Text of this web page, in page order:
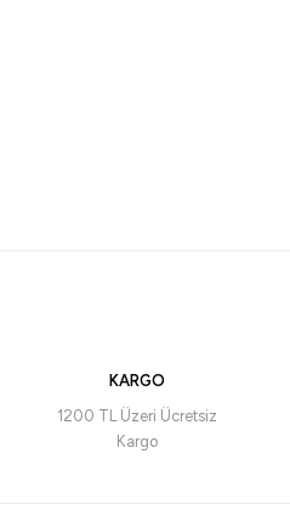
KARGO
1200 TL Üzeri Ücretsiz
Kargo